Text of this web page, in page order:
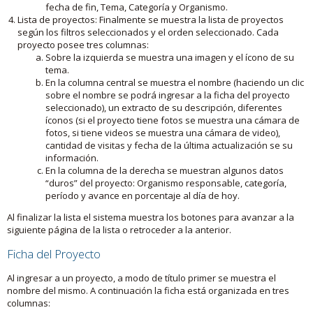
fecha de fin, Tema, Categoría y Organismo.
Lista de proyectos: Finalmente se muestra la lista de proyectos
según los filtros seleccionados y el orden seleccionado. Cada
proyecto posee tres columnas:
Sobre la izquierda se muestra una imagen y el ícono de su
tema.
En la columna central se muestra el nombre (haciendo un clic
sobre el nombre se podrá ingresar a la ficha del proyecto
seleccionado), un extracto de su descripción, diferentes
íconos (si el proyecto tiene fotos se muestra una cámara de
fotos, si tiene videos se muestra una cámara de video),
cantidad de visitas y fecha de la última actualización se su
información.
En la columna de la derecha se muestran algunos datos
“duros” del proyecto: Organismo responsable, categoría,
período y avance en porcentaje al día de hoy.
Al finalizar la lista el sistema muestra los botones para avanzar a la
siguiente página de la lista o retroceder a la anterior.
Ficha del Proyecto
Al ingresar a un proyecto, a modo de título primer se muestra el
nombre del mismo. A continuación la ficha está organizada en tres
columnas: